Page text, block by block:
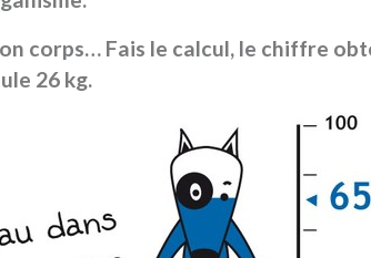
corps… Fais le calcul, le chiffre
26 kg.